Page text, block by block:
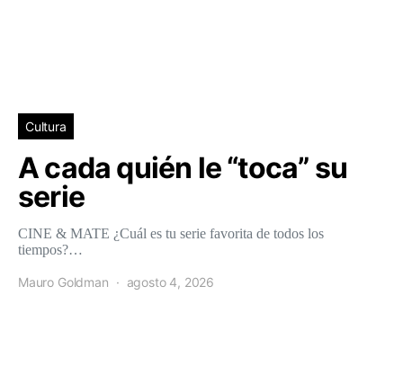
Cultura
A cada quién le “toca” su
serie
CINE & MATE ¿Cuál es tu serie favorita de todos los
tiempos?…
Mauro Goldman agosto 4, 2026